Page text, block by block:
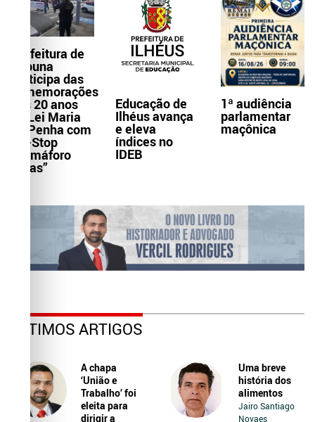
Prefeitura de
Itabuna
participa das
comemorações
dos 20 anos
da Lei Maria
da Penha com
Pit-Stop
“Samáforo
Delas”
Educação de
Ilhéus avança
e eleva
índices no
IDEB
1ª audiência
parlamentar
maçônica
ÚLTIMOS ARTIGOS
A chapa
‘União e
Trabalho’ foi
eleita para
dirigir a
Uma breve
história dos
alimentos
Jairo Santiago
Novaes